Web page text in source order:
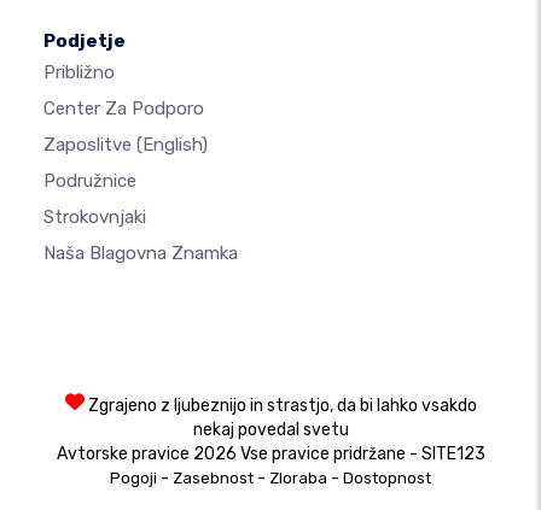
Podjetje
Približno
Center Za Podporo
Zaposlitve (English)
Podružnice
Strokovnjaki
Naša Blagovna Znamka
Zgrajeno z ljubeznijo in strastjo, da bi lahko vsakdo
nekaj povedal svetu
Avtorske pravice 2026 Vse pravice pridržane - SITE123
Pogoji - Zasebnost - Zloraba - Dostopnost